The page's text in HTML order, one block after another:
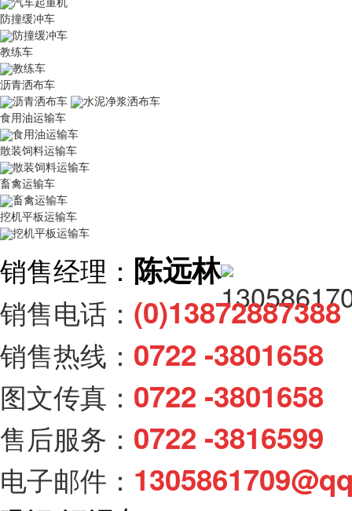
防撞缓冲车
防撞缓冲车
教练车
教练车
沥青洒布车
沥青洒布车
水泥净浆洒布车
食用油运输车
食用油运输车
散装饲料运输车
散装饲料运输车
畜禽运输车
畜禽运输车
挖机平板运输车
挖机平板运输车
销售经理： 陈远林
销售电话：
销售热线： 0722 -3801658
图文传真： 0722 -3801658
售后服务： 0722 -3816599
电子邮件：